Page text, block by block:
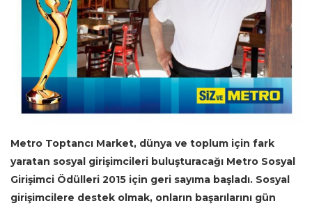
Metro Toptancı Market, dünya ve toplum için fark
yaratan sosyal girişimcileri buluşturacağı Metro Sosyal
Girişimci Ödülleri 2015 için geri sayıma başladı. Sosyal
girişimcilere destek olmak, onların başarılarını gün